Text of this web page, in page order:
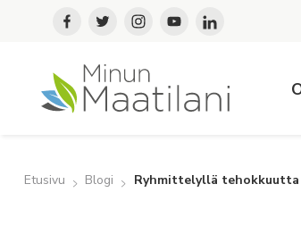
Etusivu Blogi Ryhmittelyllä